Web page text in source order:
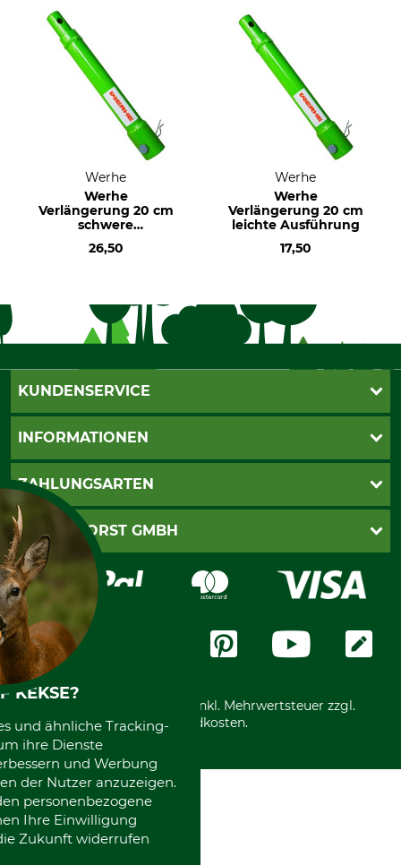
Werhe
Werhe
Verlängerung 20 cm
schwere
26,50
Werhe
Werhe
Verlängerung 20 cm
leichte Ausführung
17,50
KUNDENSERVICE
Katalogbestellung
Newsletteranmeldung
Cookie-Einstellungen
INFORMATIONEN
AGB
Impressum
Lieferung
Bestellung widerrufen
Widerrufsrecht
Widerrufsformular
Datenschutz
Zahlungsarten
ZAHLUNGSARTEN
PayPal
Kreditkarte
Rechnung
Vorkasse
GRUBE-FORST GMBH
Karriere
Über uns
Messetermine
Community
International
*Alle Preise in Euro und inkl. Mehrwertsteuer zzgl.
Versandkosten.
KEKSE?
und ähnliche Tracking-
ihre Dienste
und Werbung
der Nutzer anzuzeigen.
personenbezogene
Ihre Einwilligung
Zukunft widerrufen